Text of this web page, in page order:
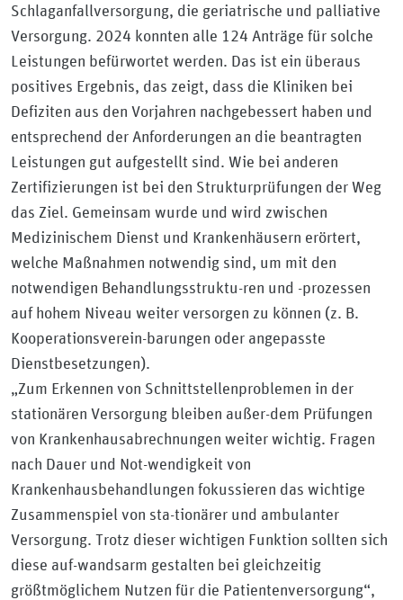
Schlaganfallversorgung, die geriatrische und palliative
Versorgung. 2024 konnten alle 124 Anträge für solche
Leistungen befürwortet werden. Das ist ein überaus
positives Ergebnis, das zeigt, dass die Kliniken bei
Defiziten aus den Vorjahren nachgebessert haben und
entsprechend der Anforderungen an die beantragten
Leistungen gut aufgestellt sind. Wie bei anderen
Zertifizierungen ist bei den Strukturprüfungen der Weg
das Ziel. Gemeinsam wurde und wird zwischen
Medizinischem Dienst und Krankenhäusern erörtert,
welche Maßnahmen notwendig sind, um mit den
notwendigen Behandlungsstruktu-ren und -prozessen
auf hohem Niveau weiter versorgen zu können (z. B.
Kooperationsverein-barungen oder angepasste
Dienstbesetzungen).
„Zum Erkennen von Schnittstellenproblemen in der
stationären Versorgung bleiben außer-dem Prüfungen
von Krankenhausabrechnungen weiter wichtig. Fragen
nach Dauer und Not-wendigkeit von
Krankenhausbehandlungen fokussieren das wichtige
Zusammenspiel von sta-tionärer und ambulanter
Versorgung. Trotz dieser wichtigen Funktion sollten sich
diese auf-wandsarm gestalten bei gleichzeitig
größtmöglichem Nutzen für die Patientenversorgung“,